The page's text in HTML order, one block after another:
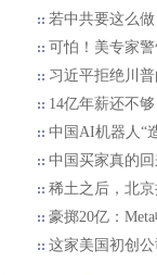
若中共要这么
可怕！美专家
习近平拒绝川普
14亿年薪还不
中国AI机器人“
中国买家真的
稀土之后，北
豪掷20亿：
这家美国初创